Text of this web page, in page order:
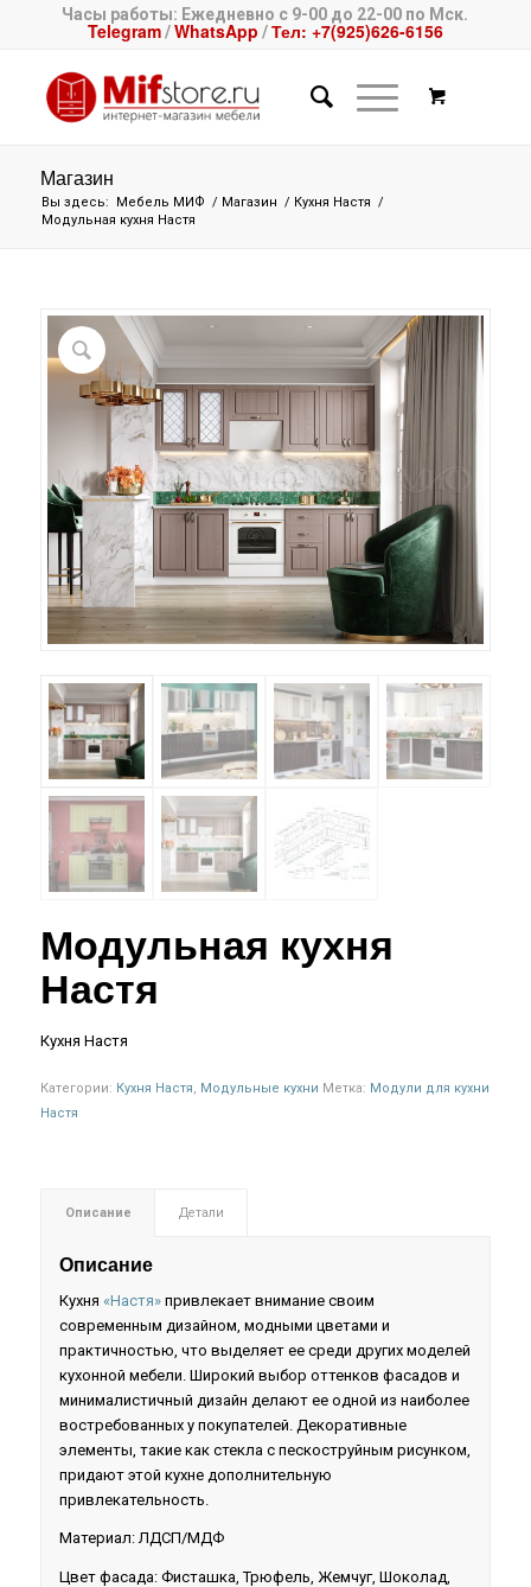
Часы работы: Ежедневно с 9-00 до 22-00 по Мск.
Telegram/WhatsApp /Тел: +7(925)626-6156
Магазин
Вы здесь: Мебель МИФ / Магазин / Кухня Настя /
Модульная кухня Настя
Модульная кухня
Настя
Кухня Настя
Категории: Кухня Настя, Модульные кухни Метка: Модули для кухни
Настя
Описание Детали
Описание
Кухня «Настя»привлекает внимание своим
современным дизайном, модными цветами и
практичностью, что выделяет ее среди других моделей
кухонной мебели. Широкий выбор оттенков фасадов и
минималистичный дизайн делают ее одной из наиболее
востребованных у покупателей. Декоративные
элементы, такие как стекла с пескоструйным рисунком,
придают этой кухне дополнительную
привлекательность.
Материал: ЛДСП/МДФ
Цвет фасада: Фисташка, Трюфель, Жемчуг, Шоколад,